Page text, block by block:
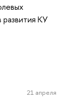
КУ
21 апреля